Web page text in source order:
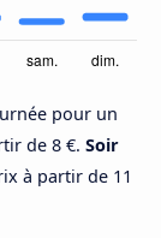
pour un
de 8 €. Soir
à partir de 11